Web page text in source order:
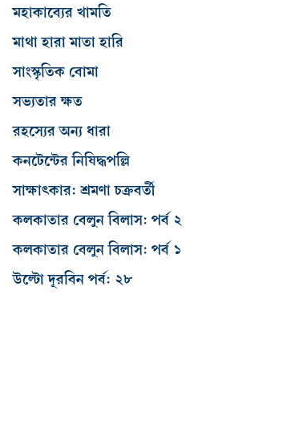
মহাকাব্যের খামতি
মাথা হারা মাতা হারি
সাংস্কৃতিক বোমা
সভ্যতার ক্ষত
রহস্যের অন্য ধারা
কনটেন্টের নিষিদ্ধপল্লি
সাক্ষাৎকার: শ্রমণা চক্রবর্তী
কলকাতার বেলুন বিলাস: পর্ব ২
কলকাতার বেলুন বিলাস: পর্ব ১
উল্টো দূরবিন পর্ব: ২৮